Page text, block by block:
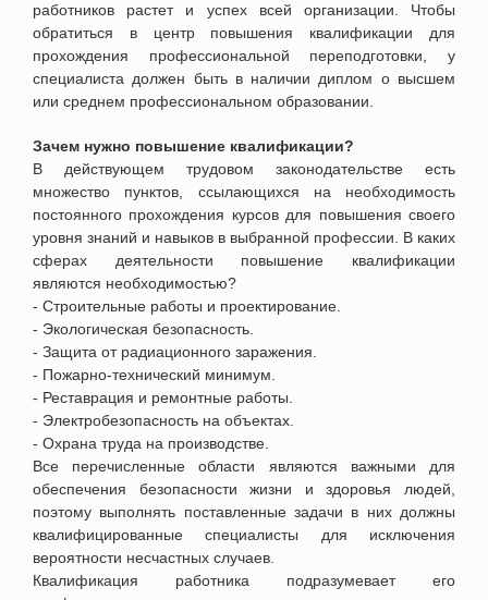
работников растет и успех всей организации. Чтобы
обратиться в центр повышения квалификации для
прохождения профессиональной переподготовки, у
специалиста должен быть в наличии диплом о высшем
или среднем профессиональном образовании.
Зачем нужно повышение квалификации?
В действующем трудовом законодательстве есть
множество пунктов, ссылающихся на необходимость
постоянного прохождения курсов для повышения своего
уровня знаний и навыков в выбранной профессии. В каких
сферах деятельности повышение квалификации
являются необходимостью?
- Строительные работы и проектирование.
- Экологическая безопасность.
- Защита от радиационного заражения.
- Пожарно-технический минимум.
- Реставрация и ремонтные работы.
- Электробезопасность на объектах.
- Охрана труда на производстве.
Все перечисленные области являются важными для
обеспечения безопасности жизни и здоровья людей,
поэтому выполнять поставленные задачи в них должны
квалифицированные специалисты для исключения
вероятности несчастных случаев.
Квалификация работника подразумевает его